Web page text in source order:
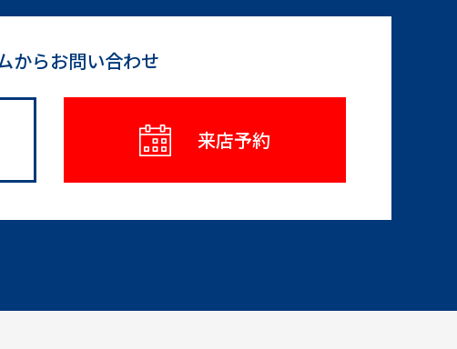
からお問い合わせ
来店予約